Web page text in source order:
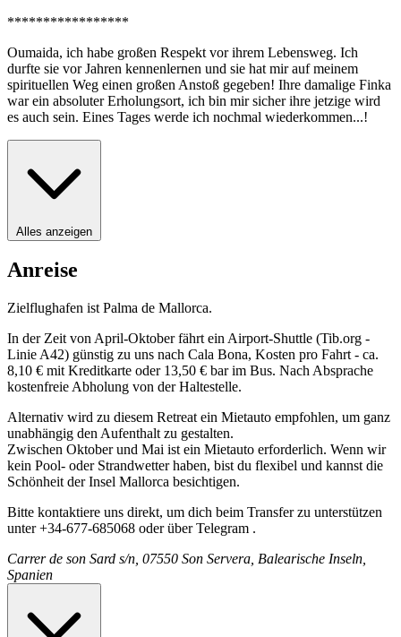
*****************
Oumaida, ich habe großen Respekt vor ihrem Lebensweg. Ich
durfte sie vor Jahren kennenlernen und sie hat mir auf meinem
spirituellen Weg einen großen Anstoß gegeben! Ihre damalige Finka
war ein absoluter Erholungsort, ich bin mir sicher ihre jetzige wird
es auch sein. Eines Tages werde ich nochmal wiederkommen...!
Alles anzeigen
Anreise
Zielflughafen ist Palma de Mallorca.
In der Zeit von April-Oktober fährt ein Airport-Shuttle (Tib.org -
Linie A42) günstig zu uns nach Cala Bona, Kosten pro Fahrt - ca.
8,10 € mit Kreditkarte oder 13,50 € bar im Bus. Nach Absprache
kostenfreie Abholung von der Haltestelle.
Alternativ wird zu diesem Retreat ein Mietauto empfohlen, um ganz
unabhängig den Aufenthalt zu gestalten.
Zwischen Oktober und Mai ist ein Mietauto erforderlich. Wenn wir
kein Pool- oder Strandwetter haben, bist du flexibel und kannst die
Schönheit der Insel Mallorca besichtigen.
Bitte kontaktiere uns direkt, um dich beim Transfer zu unterstützen
unter +34-677-685068 oder über Telegram .
Carrer de son Sard s/n, 07550 Son Servera, Balearische Inseln,
Spanien